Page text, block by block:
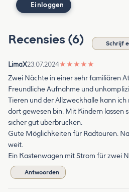
Einloggen
Recensies (6) Schrijf
LimaX23.07.2024★ ★ ★ ★ ★
Zwei Nächte in einer sehr familiären
Freundliche Aufnahme und
Tieren und der Allzweckhalle kann ich
dort gewesen bin. Mit Kindern lassen
sicher gut überbrücken.
Gute Möglichkeiten für Radtouren.
weit.
Ein Kastenwagen mit Strom für zwei
Antwoorden